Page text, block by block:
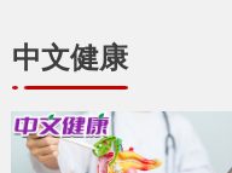
中文健康